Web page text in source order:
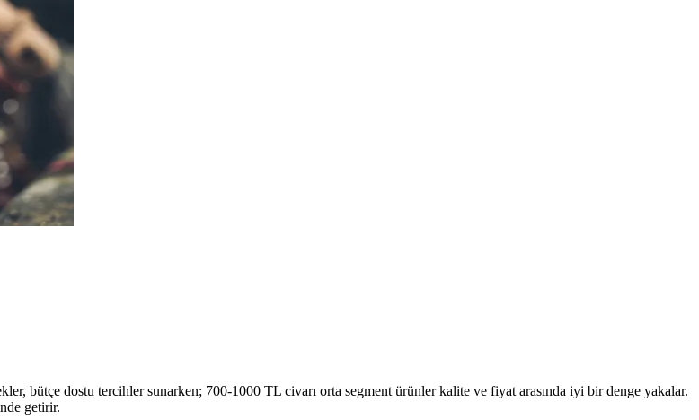
bütçe dostu tercihler sunarken; 700-1000 TL civarı orta segment ürünler kalite ve fiyat arasında iyi bir denge yakalar.
getirir.